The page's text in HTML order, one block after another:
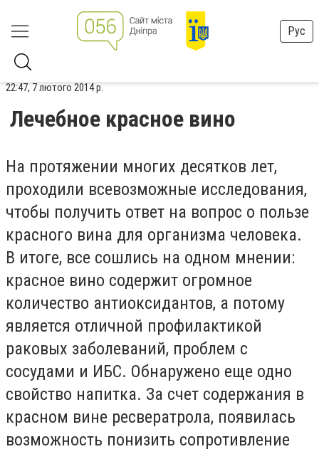
Рус
22:47, 7 лютого 2014 р.
Лечебное красное вино
На протяжении многих десятков лет,
проходили всевозможные исследования,
чтобы получить ответ на вопрос о пользе
красного вина для организма человека.
В итоге, все сошлись на одном мнении:
красное вино содержит огромное
количество антиоксидантов, а потому
является отличной профилактикой
раковых заболеваний, проблем с
сосудами и ИБС. Обнаружено еще одно
свойство напитка. За счет содержания в
красном вине ресвератрола, появилась
возможность понизить сопротивление